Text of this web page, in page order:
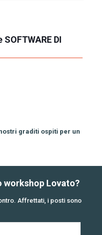
DI
graditi ospiti per un
workshop Lovato?
Affrettati, i posti sono